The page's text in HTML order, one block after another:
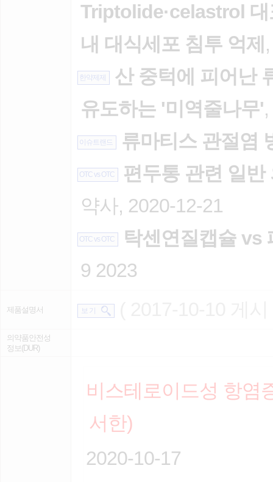
Triptolide·celastrol
내 대식세포 침투 억제
한약제제
산 중턱에 피어난
유도하는 '미역줄나무'
이슈트랜드 류마티스 관절염
OTC vs OTC
편두통 관련 일반
약사, 2020-12-21
OTC vs OTC
탁센연질캡슐 vs
9 2023
제품설명서 보 기
의약품안전성
정보(DUR)
비스테로이드성 항염
서한)
2020-10-17